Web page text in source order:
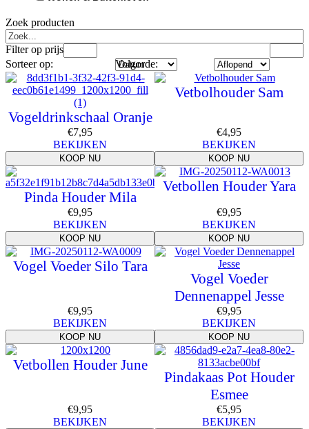
Zoek producten
Filter op prijs
Sorteer op:
Volgorde:
Vogeldrinkschaal Oranje
€7,95
BEKIJKEN
KOOP NU
Vetbolhouder Sam
€4,95
BEKIJKEN
KOOP NU
Pinda Houder Mila
€9,95
BEKIJKEN
KOOP NU
Vetbollen Houder Yara
€9,95
BEKIJKEN
KOOP NU
Vogel Voeder Silo Tara
€9,95
BEKIJKEN
KOOP NU
Vogel Voeder
Dennenappel Jesse
€9,95
BEKIJKEN
KOOP NU
Vetbollen Houder June
€9,95
BEKIJKEN
Pindakaas Pot Houder
Esmee
€5,95
BEKIJKEN